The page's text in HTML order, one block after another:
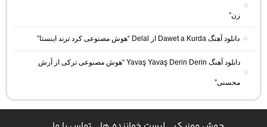
زن”
دانلود آهنگ Dawet a Kurda از Delal “هوش مصنوعی کرد ترند اینستا”
دانلود آهنگ Yavaş Yavaş Derin Derin “هوش مصنوعی ترکی از آرش
محسنی”